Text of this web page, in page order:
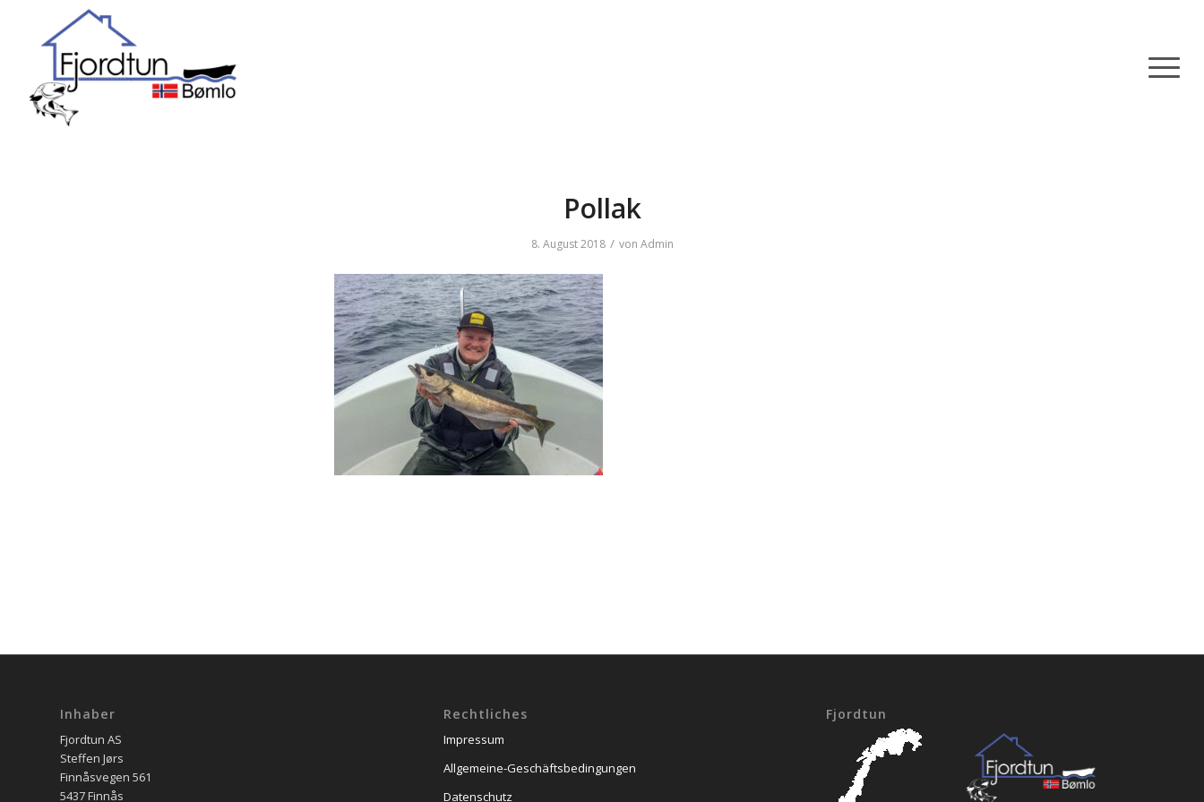
Pollak
8. August 2018 / von Admin
Inhaber
Fjordtun AS
Steffen Jørs
Finnåsvegen 561
5437 Finnås
Rechtliches
Impressum
Allgemeine-Geschäftsbedingungen
Datenschutz
Fjordtun